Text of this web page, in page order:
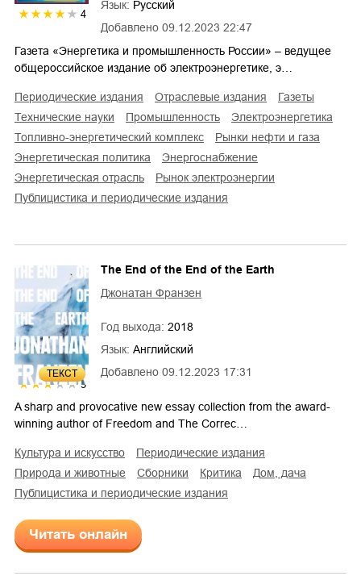
4
Добавлено 09.12.2023 22:47
Язык: Русский
Газета «Энергетика и промышленность России» – ведущее
общероссийское издание об электроэнергетике, э…
периодические издания отраслевые издания
газеты
технические науки
промышленность
электроэнергетика
топливно-энергетический комплекс
рынки нефти и газа
энергетическая политика
энергоснабжение
энергетическая отрасль
рынок электроэнергии
публицистика и периодические издания
ТЕКСТ
3
Добавлено 09.12.2023 17:31
The End of the End of the Earth
Джонатан Франзен
Год выхода: 2018
Язык: Английский
A sharp and provocative new essay collection from the award-
winning author of Freedom and The Correc…
культура и искусство
периодические издания
природа и животные
сборники критика
дом, дача
публицистика и периодические издания
Читать онлайн